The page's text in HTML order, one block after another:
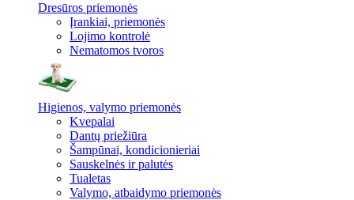
Dresūros priemonės
Įrankiai, priemonės
Lojimo kontrolė
Nematomos tvoros
Higienos, valymo priemonės
Kvepalai
Dantų priežiūra
Šampūnai, kondicionieriai
Sauskelnės ir palutės
Tualetas
Valymo, atbaidymo priemonės